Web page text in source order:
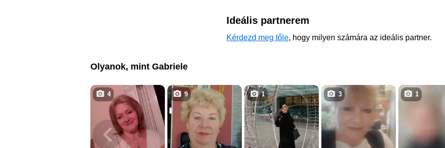
Ideális partnerem
Kérdezd meg tőle, hogy milyen számára az ideális partner.
Olyanok, mint Gabriele
4 9 1 3 1